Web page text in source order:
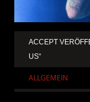
ACCEPT
US“
ALLGEMEIN